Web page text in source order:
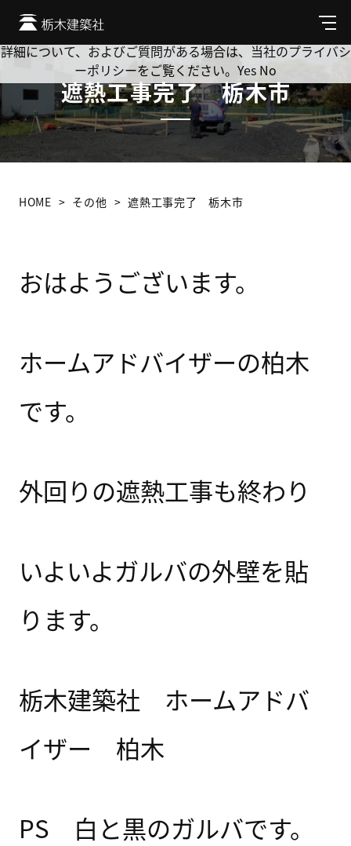
メ
ニ
ュ
遮熱工事完了 栃木市
HOME その他 遮熱工事完了 栃木市
おはようございます。
ホームアドバイザーの柏木
です。
外回りの遮熱工事も終わり
いよいよガルバの外壁を貼
ります。
栃木建築社 ホームアドバ
イザー 柏木
PS 白と黒のガルバです。
Cookie を使用して、お客様の活動を追跡してもよろしいです
か? 当社ではお客様のプライバシーを極めて重視しています。
詳細について、およびご質問がある場合は、当社のプライバシ
ーポリシーをご覧ください。 Yes No